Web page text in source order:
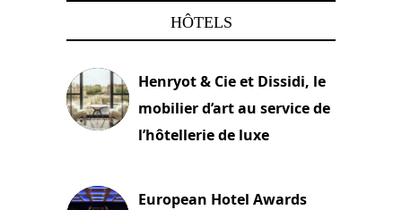
HÔTELS
Henryot & Cie et Dissidi, le
mobilier d’art au service de
l’hôtellerie de luxe
European Hotel Awards